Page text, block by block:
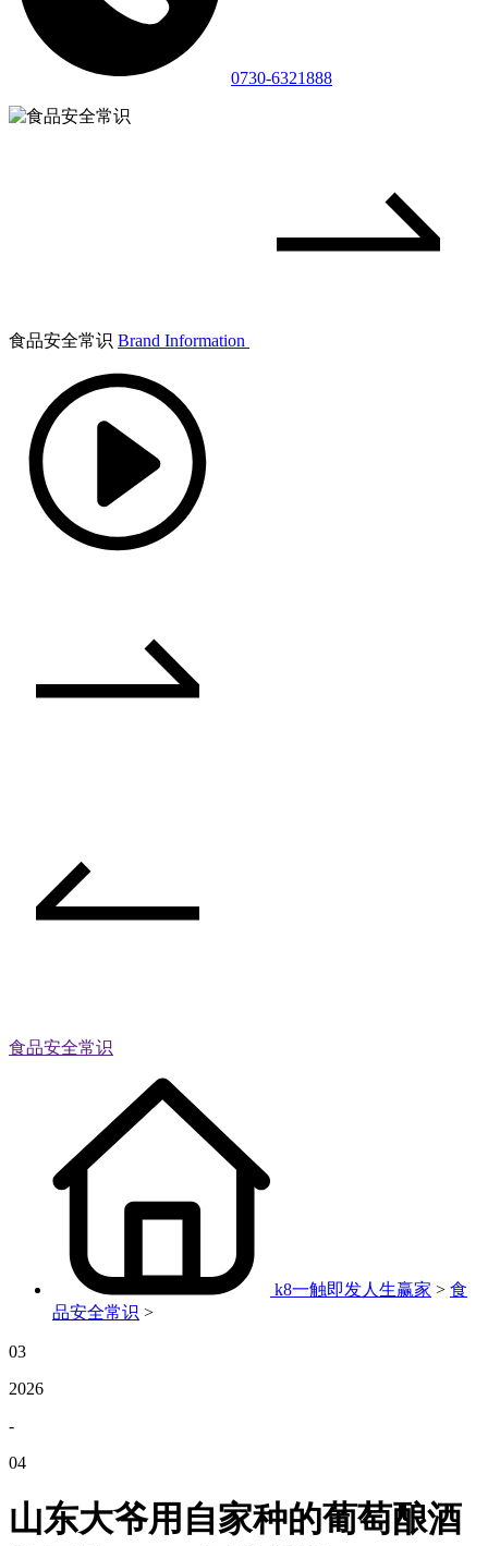
0730-6321888
食品安全常识 Brand Information
食品安全常识
k8一触即发人生赢家 > 食
品安全常识 >
03
2026
-
04
山东大爷用自家种的葡萄酿酒